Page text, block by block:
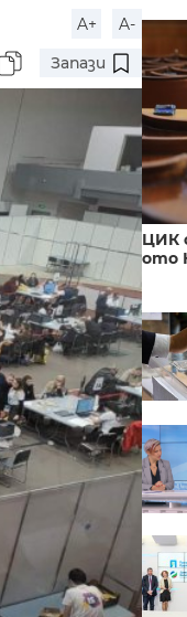
A+
A-
Запази
ЦИК
ото